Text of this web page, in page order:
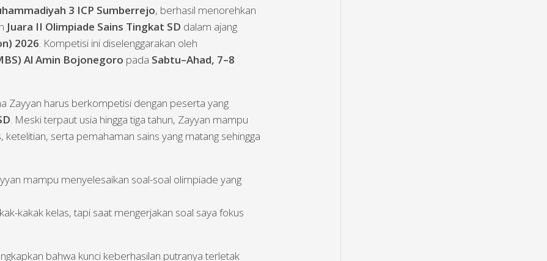
3 ICP Sumberrejo, berhasil menorehkan
Juara II Olimpiade Sains Tingkat SD dalam ajang
2026. Kompetisi ini diselenggarakan oleh
Al Amin Bojonegoro pada Sabtu–Ahad, 7–8
Zayyan harus berkompetisi dengan peserta yang
. Meski terpaut usia hingga tiga tahun, Zayyan mampu
serta pemahaman sains yang matang sehingga
mampu menyelesaikan soal-soal olimpiade yang
kakak kelas, tapi saat mengerjakan soal saya fokus
bahwa kunci keberhasilan putranya terletak